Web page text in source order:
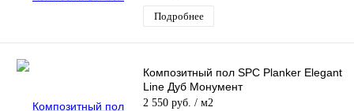
Подробнее
Композитный пол SPC Planker Elegant
Line Дуб Монумент
2 550 руб. / м2